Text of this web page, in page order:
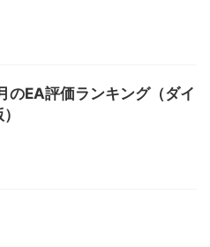
EA評価ランキング（ダイ